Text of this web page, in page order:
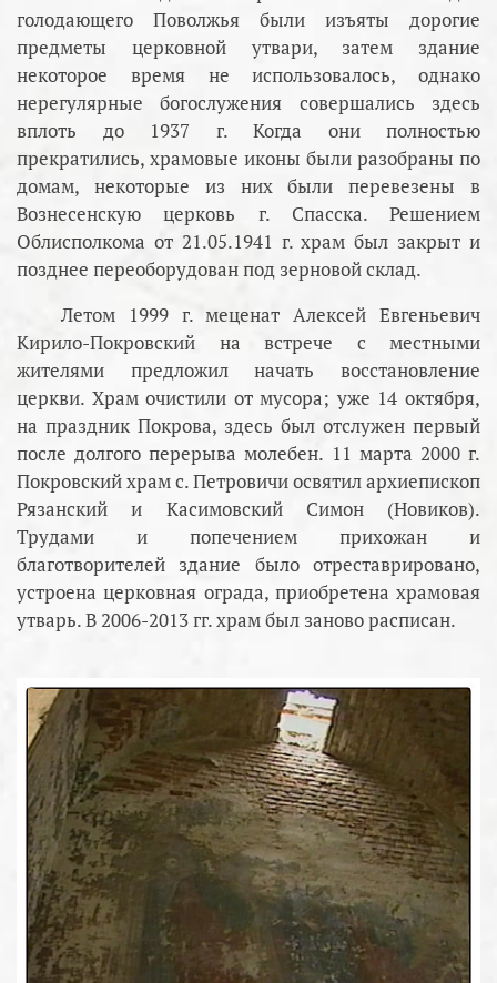
голодающего Поволжья были изъяты дорогие
предметы церковной утвари, затем здание
некоторое время не использовалось, однако
нерегулярные богослужения совершались здесь
вплоть до 1937 г. Когда они полностью
прекратились, храмовые иконы были разобраны по
домам, некоторые из них были перевезены в
Вознесенскую церковь г. Спасска. Решением
Облисполкома от 21.05.1941 г. храм был закрыт и
позднее переоборудован под зерновой склад.
Летом 1999 г. меценат Алексей Евгеньевич
Кирило-Покровский на встрече с местными
жителями предложил начать восстановление
церкви. Храм очистили от мусора; уже 14 октября,
на праздник Покрова, здесь был отслужен первый
после долгого перерыва молебен. 11 марта 2000 г.
Покровский храм с. Петровичи освятил архиепископ
Рязанский и Касимовский Симон (Новиков).
Трудами и попечением прихожан и
благотворителей здание было отреставрировано,
устроена церковная ограда, приобретена храмовая
утварь. В 2006-2013 гг. храм был заново расписан.